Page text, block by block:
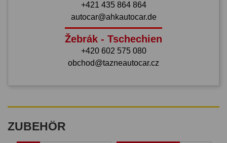
+421 435 864 864
autocar@ahkautocar.de
Žebrák - Tschechien
+420 602 575 080
obchod@tazneautocar.cz
ZUBEHÖR